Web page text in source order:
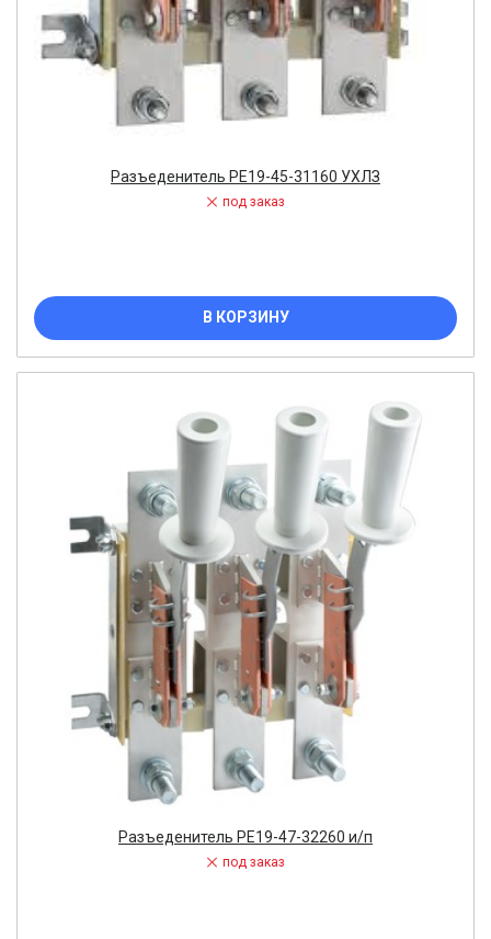
Разъеденитель РЕ19-45-31160 УХЛЗ
под заказ
В КОРЗИНУ
Разъеденитель РЕ19-47-32260 и/п
под заказ